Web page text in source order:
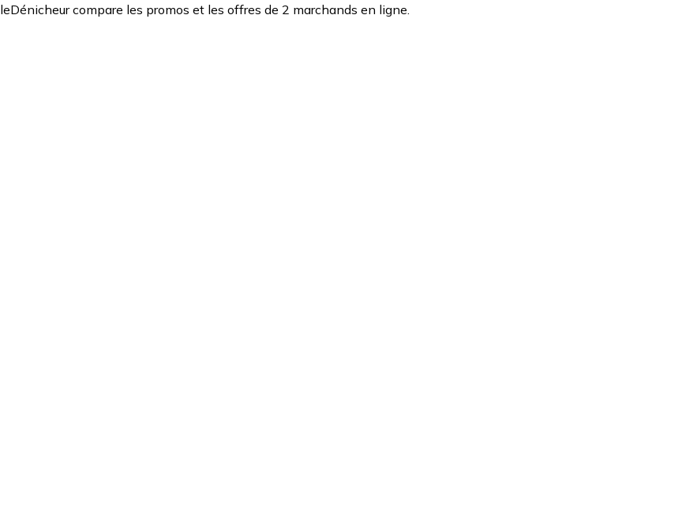
leDénicheur compare les promos et les offres de 2 marchands en ligne.